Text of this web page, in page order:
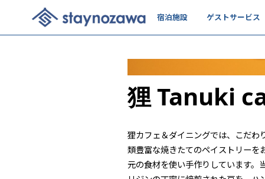
宿泊施設 ゲストサービス
Slide 2 of 5.
狸 Tanuki
狸カフェ＆ダイニングでは、こだわ
類豊富な焼きたてのペイストリーを
元の食材を使い手作りしています。